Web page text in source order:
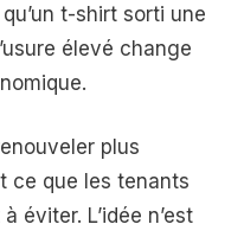
t-shirt sorti une
élevé change
plus
ce que les tenants
éviter. L’idée n’est